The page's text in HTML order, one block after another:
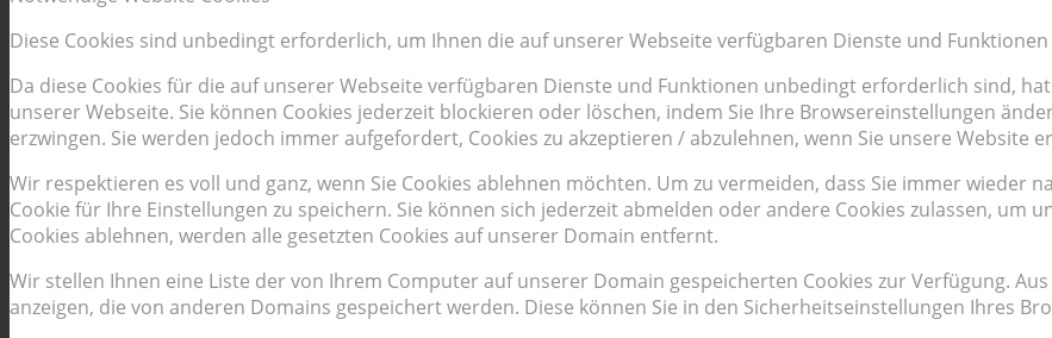
Diese Cookies sind unbedingt erforderlich, um Ihnen die auf unserer Webseite verfügbaren Dienste und
Da diese Cookies für die auf unserer Webseite verfügbaren Dienste und Funktionen unbedingt erforderlich sind,
unserer Webseite. Sie können Cookies jederzeit blockieren oder löschen, indem Sie Ihre Browsereinstellungen
erzwingen. Sie werden jedoch immer aufgefordert, Cookies zu akzeptieren / abzulehnen, wenn Sie unsere Website
Wir respektieren es voll und ganz, wenn Sie Cookies ablehnen möchten. Um zu vermeiden, dass Sie immer wieder
Cookie für Ihre Einstellungen zu speichern. Sie können sich jederzeit abmelden oder andere Cookies zulassen, um
Cookies ablehnen, werden alle gesetzten Cookies auf unserer Domain entfernt.
Wir stellen Ihnen eine Liste der von Ihrem Computer auf unserer Domain gespeicherten Cookies zur Verfügung.
anzeigen, die von anderen Domains gespeichert werden. Diese können Sie in den Sicherheitseinstellungen Ihres